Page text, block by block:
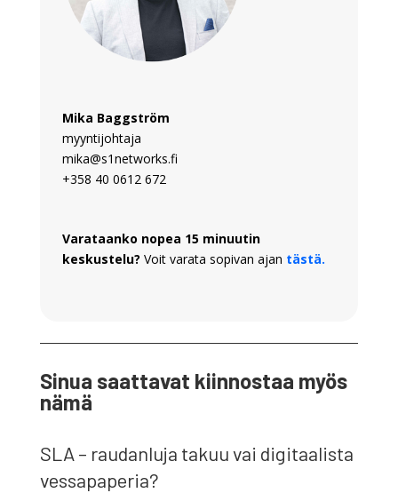
Mika Baggström
myyntijohtaja
mika@s1networks.fi
+358 40 0612 672
Varataanko nopea 15 minuutin
keskustelu? Voit varata sopivan ajan tästä.
Sinua saattavat kiinnostaa myös
nämä
SLA – raudanluja takuu vai digitaalista
vessapaperia?